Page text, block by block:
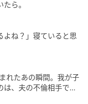
ら。
ね？」寝ていると思
たあの瞬間。我が子
は、夫の不倫相手でし